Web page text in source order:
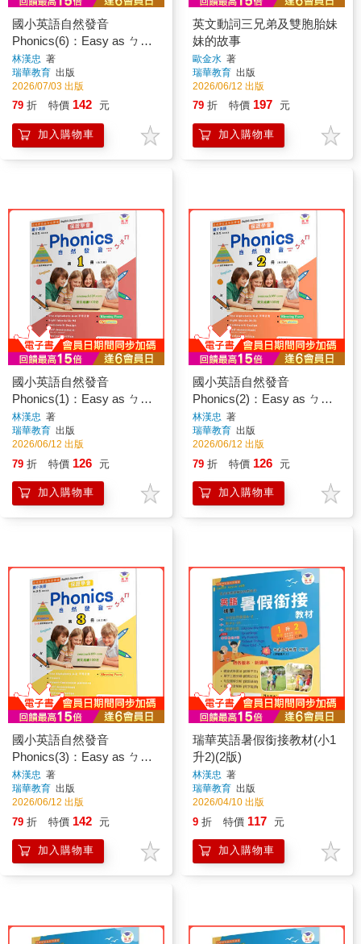
國小英語自然發音
Phonics(6)：Easy as ㄅㄆ
ㄇ
林漢忠 著
瑞華教育 出版
2026/07/03 出版
79 折 特價 142 元
加入購物車
英文動詞三兄弟及雙胞胎妹
妹的故事
歐金水 著
瑞華教育 出版
2026/06/12 出版
79 折 特價 197 元
加入購物車
國小英語自然發音
Phonics(1)：Easy as ㄅㄆ
ㄇ
林漢忠 著
瑞華教育 出版
2026/06/12 出版
79 折 特價 126 元
加入購物車
國小英語自然發音
Phonics(2)：Easy as ㄅㄆ
ㄇ
林漢忠 著
瑞華教育 出版
2026/06/12 出版
79 折 特價 126 元
加入購物車
國小英語自然發音
Phonics(3)：Easy as ㄅㄆ
ㄇ
林漢忠 著
瑞華教育 出版
2026/06/12 出版
79 折 特價 142 元
加入購物車
瑞華英語暑假銜接教材(小1
升2)(2版)
林漢忠 著
瑞華教育 出版
2026/04/10 出版
9 折 特價 117 元
加入購物車